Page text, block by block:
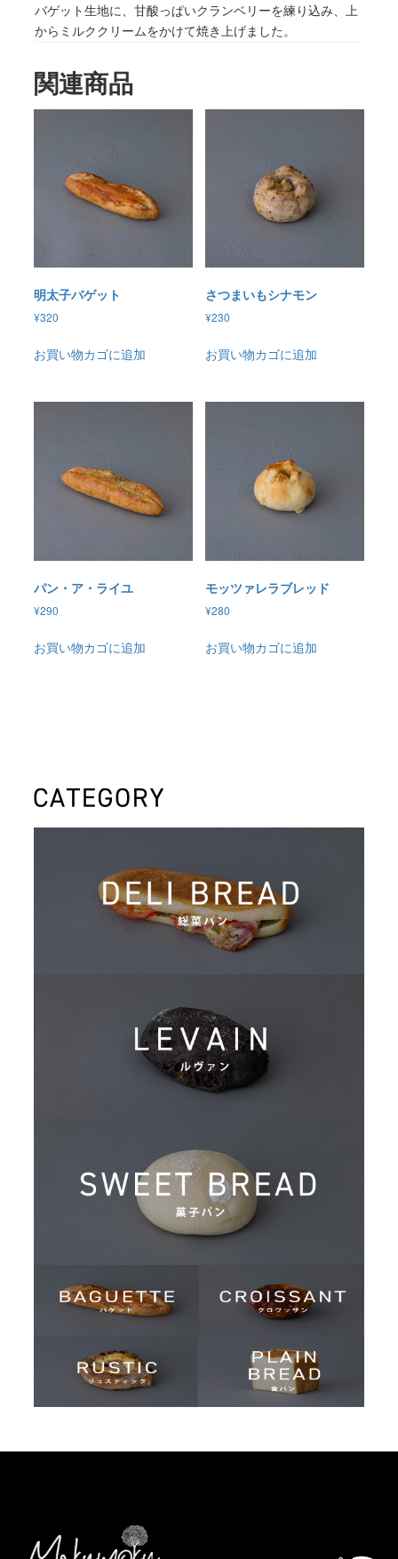
バゲット生地に、甘酸っぱいクランベリーを練り込み、上
からミルククリームをかけて焼き上げました。
関連商品
明太子バゲット
¥320
お買い物カゴに追加
さつまいもシナモン
¥230
お買い物カゴに追加
パン・ア・ライユ
¥290
お買い物カゴに追加
モッツァレラブレッド
¥280
お買い物カゴに追加